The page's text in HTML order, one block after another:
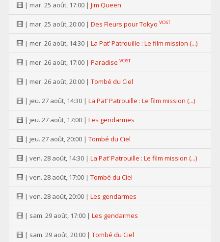
| mar. 25 août, 17:00 | Jim Queen
| mar. 25 août, 20:00 | Des Fleurs pour Tokyo VOST
| mer. 26 août, 14:30 | La Pat’ Patrouille : Le film mission (...)
| mer. 26 août, 17:00 | Paradise VOST
| mer. 26 août, 20:00 | Tombé du Ciel
| jeu. 27 août, 14:30 | La Pat’ Patrouille : Le film mission (...)
| jeu. 27 août, 17:00 | Les gendarmes
| jeu. 27 août, 20:00 | Tombé du Ciel
| ven. 28 août, 14:30 | La Pat’ Patrouille : Le film mission (...)
| ven. 28 août, 17:00 | Tombé du Ciel
| ven. 28 août, 20:00 | Les gendarmes
| sam. 29 août, 17:00 | Les gendarmes
| sam. 29 août, 20:00 | Tombé du Ciel